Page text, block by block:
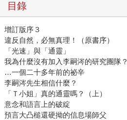
目錄
增訂版序３
違反自然，必無真理！（原書序）
「光速」與「通靈」
我為什麼沒有加入李嗣涔的研究團隊？
…一個二十多年前的祕辛
李嗣涔先生相信什麼？
「Ｔ小姐」真的通靈嗎？（上）
意念和語言上的破綻
預言大凸槌還硬拗的信息場師父